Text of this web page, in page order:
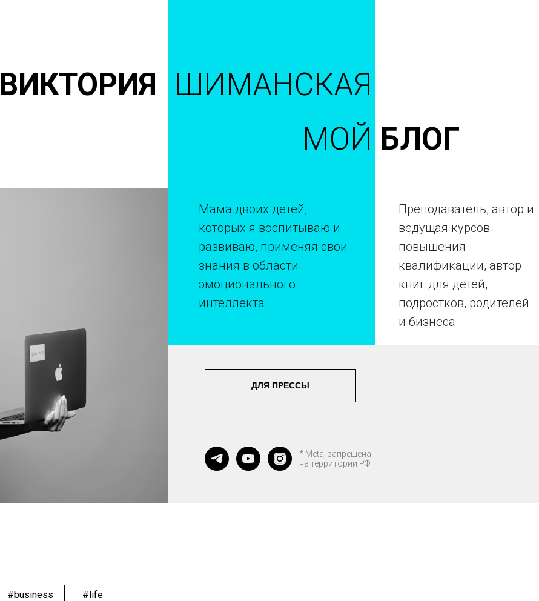
ВИКТОРИЯ
ШИМАНСКАЯ
МОЙ БЛОГ
ДЛЯ ПРЕССЫ
Мама двоих детей,
которых я воспитываю и
развиваю, применяя свои
знания в области
эмоционального
интеллекта.
Преподаватель, автор и
ведущая курсов
повышения
квалификации, автор
книг для детей,
подростков, родителей
и бизнеса.
* Meta, запрещена
на территории РФ
#business #life